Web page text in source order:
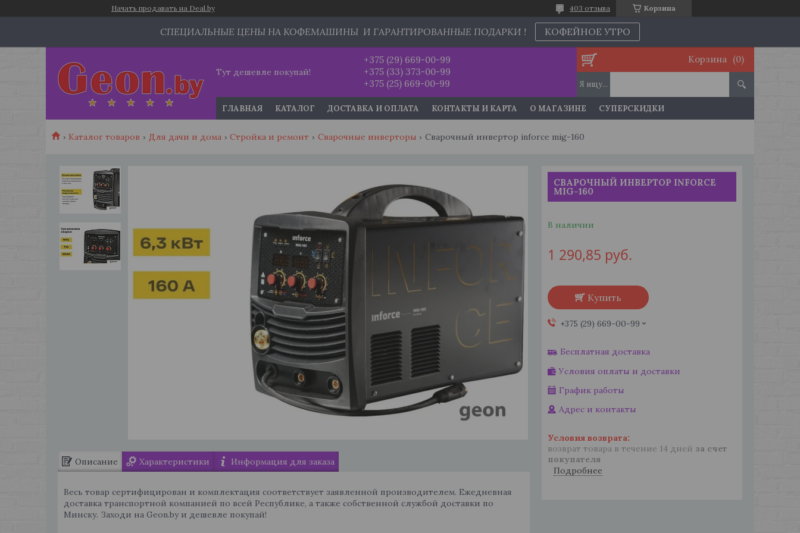
Начать продавать на Deal.by Корзина
403 отзыва
СПЕЦИАЛЬНЫЕ ЦЕНЫ НА КОФЕМАШИНЫ И ГАРАНТИРОВАННЫЕ ПОДАРКИ ! КОФЕЙНОЕ УТРО
Тут дешевле покупай!
+375 (29) 669-00-99
+375 (33) 373-00-99
+375 (25) 669-00-99
Корзина
ГЛАВНАЯ КАТАЛОГ ДОСТАВКА И ОПЛАТА КОНТАКТЫ И КАРТА О МАГАЗИНЕ СУПЕРСКИДКИ
Каталог товаров Для дачи и дома Стройка и ремонт Сварочные инверторы Сварочный инвертор inforce mig-160
Описание Характеристики Информация для заказа
Весь товар сертифицирован и комплектация соответствует заявленной производителем. Ежедневная
доставка транспортной компанией по всей Республике, а также собственной службой доставки по
Минску. Заходи на Geon.by и дешевле покупай!
СВАРОЧНЫЙ ИНВЕРТОР INFORCE
MIG-160
В наличии
1 290,85 руб.
Купить
+375 (29) 669-00-99
Бесплатная доставка
Условия оплаты и доставки
График работы
Адрес и контакты
возврат товара в течение 14 дней за счет
покупателя
Подробнее